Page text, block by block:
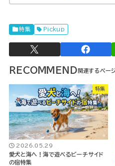
特集 Pickup
RECOMMEND
特集
2026.05.29
愛犬と海へ！海で遊べるビーチサイド
の宿特集